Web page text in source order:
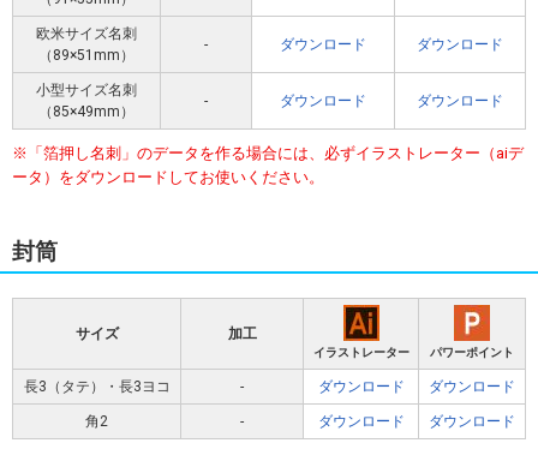
欧米サイズ名刺
（89×51mm）
- ダウンロード ダウンロード
小型サイズ名刺
（85×49mm）
- ダウンロード ダウンロード
※「箔押し名刺」のデータを作る場合には、必ずイラストレーター（aiデ
ータ）をダウンロードしてお使いください。
封筒
サイズ 加工
イラストレーター パワーポイント
長3（タテ）・長3ヨコ - ダウンロード ダウンロード
角2 - ダウンロード ダウンロード